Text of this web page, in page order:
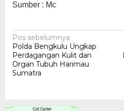
Sumber : Mc
Navigasi
pos
Pos sebelumnya
Polda Bengkulu Ungkap
Perdagangan Kulit dan
Organ Tubuh Harimau
Sumatra